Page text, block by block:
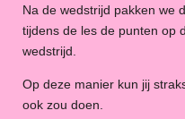
Na de wedstrijd pakken we
tijdens de les de punten op
wedstrijd.
Op deze manier kun jij
ook zou doen.